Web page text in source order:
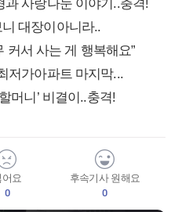
사랑나눈 이야기..충격!
대장이아니라..
커서 사는 게 행복해요”
저가아파트 마지막...
머니’ 비결이..충격!
어요
0
후속기사 원해요
0